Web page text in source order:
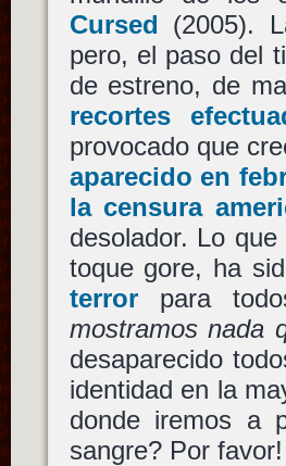
Cursed (2005).
pero, el paso del
de estreno, de
recortes
provocado que
aparecido en
la censura
desolador. Lo
toque gore, ha
terrorpara
mostramos nada
desaparecido
identidad en la
donde iremos a
sangre? Por favor!